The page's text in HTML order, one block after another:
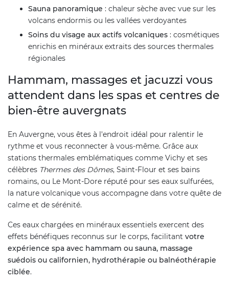
Sauna panoramique : chaleur sèche avec vue sur les
volcans endormis ou les vallées verdoyantes
Soins du visage aux actifs volcaniques : cosmétiques
enrichis en minéraux extraits des sources thermales
régionales
Hammam, massages et jacuzzi vous
attendent dans les spas et centres de
bien-être auvergnats
En Auvergne, vous êtes à l'endroit idéal pour ralentir le
rythme et vous reconnecter à vous-même. Grâce aux
stations thermales emblématiques comme Vichy et ses
célèbres Thermes des Dômes, Saint-Flour et ses bains
romains, ou Le Mont-Dore réputé pour ses eaux sulfurées,
la nature volcanique vous accompagne dans votre quête de
calme et de sérénité.
Ces eaux chargées en minéraux essentiels exercent des
effets bénéfiques reconnus sur le corps, facilitant votre
expérience spa avec hammam ou sauna, massage
suédois ou californien, hydrothérapie ou balnéothérapie
ciblée.